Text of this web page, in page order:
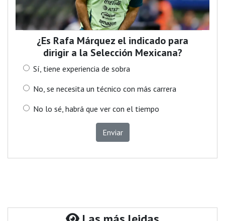
¿Es Rafa Márquez el indicado para
dirigir a la Selección Mexicana?
Sí, tiene experiencia de sobra
No, se necesita un técnico con más carrera
No lo sé, habrá que ver con el tiempo
Enviar